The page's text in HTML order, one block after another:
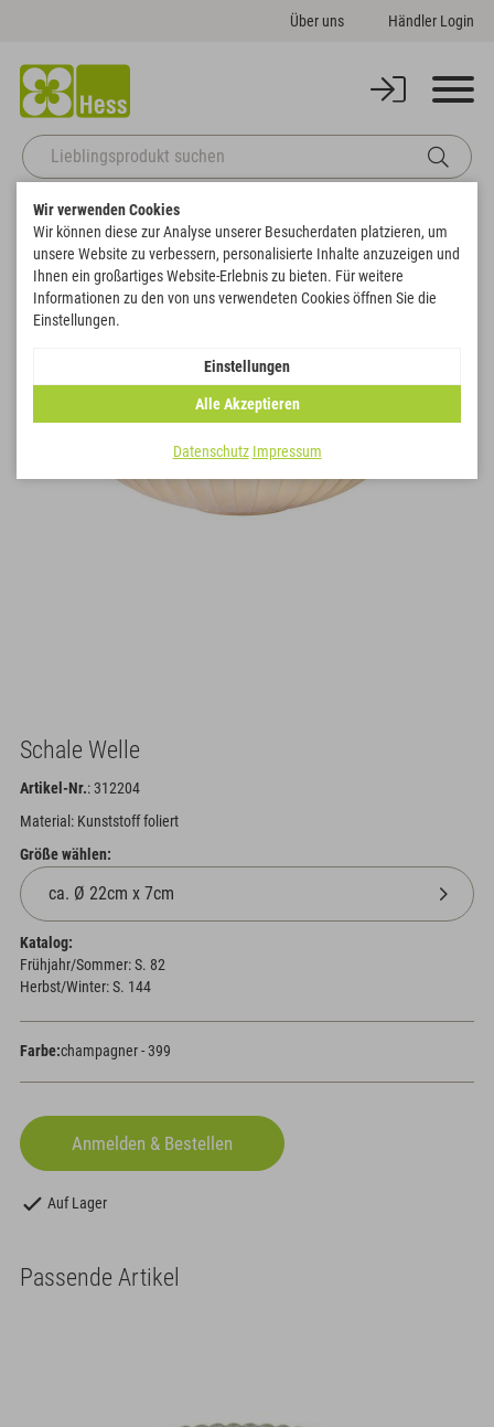
Über uns Händler Login
Startseite Themenwelten
Zurück zur Artikelübersicht
Schale Welle
Artikel-Nr.: 312204
Material: Kunststoff foliert
Größe wählen:
Katalog:
Frühjahr/Sommer: S. 82
Herbst/Winter: S. 144
Farbe:champagner - 399
Auf Lager
Passende Artikel
Wir verwenden Cookies
Wir können diese zur Analyse unserer Besucherdaten platzieren, um
unsere Website zu verbessern, personalisierte Inhalte anzuzeigen und
Ihnen ein großartiges Website-Erlebnis zu bieten. Für weitere
Informationen zu den von uns verwendeten Cookies öffnen Sie die
Einstellungen.
Einstellungen
Alle Akzeptieren
Datenschutz Impressum